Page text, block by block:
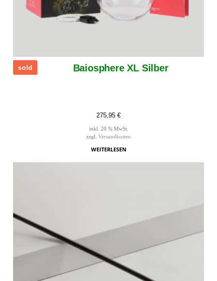
sold Baiosphere XL Silber
275,95 €
inkl. 20 % MwSt.
zzgl. Versandkosten
WEITERLESEN